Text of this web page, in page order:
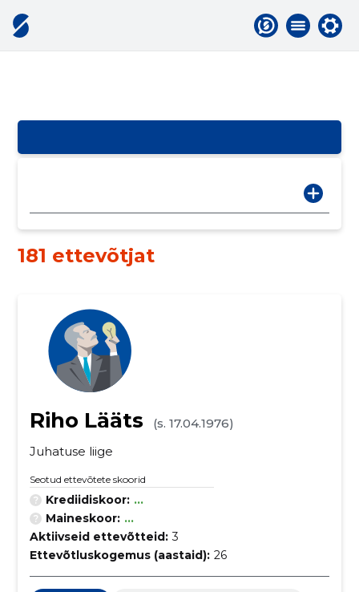
181 ettevõtjat
Riho Lääts
(s. 17.04.1976)
Juhatuse liige
Seotud ettevõtete skoorid
Krediidiskoor: ...
Maineskoor: ...
Aktiivseid ettevõtteid: 3
Ettevõtluskogemus (aastaid): 26